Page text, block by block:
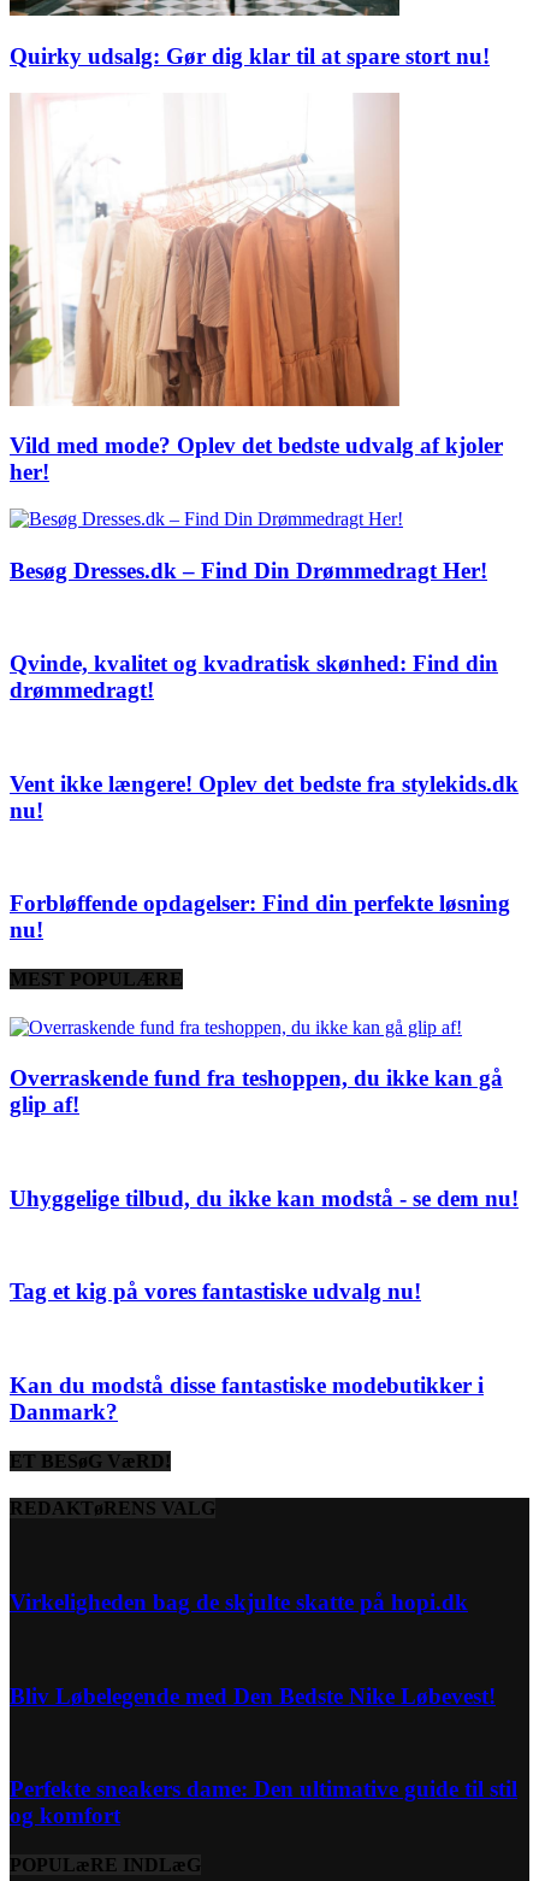
Quirky udsalg: Gør dig klar til at spare stort nu!
Vild med mode? Oplev det bedste udvalg af kjoler
her!
Besøg Dresses.dk – Find Din Drømmedragt Her!
Qvinde, kvalitet og kvadratisk skønhed: Find din
drømmedragt!
Vent ikke længere! Oplev det bedste fra stylekids.dk
nu!
Forbløffende opdagelser: Find din perfekte løsning
nu!
MEST POPULÆRE
Overraskende fund fra teshoppen, du ikke kan gå
glip af!
Uhyggelige tilbud, du ikke kan modstå - se dem nu!
Tag et kig på vores fantastiske udvalg nu!
Kan du modstå disse fantastiske modebutikker i
Danmark?
ET BESøG VæRD!
REDAKTøRENS VALG
Virkeligheden bag de skjulte skatte på hopi.dk
Bliv Løbelegende med Den Bedste Nike Løbevest!
Perfekte sneakers dame: Den ultimative guide til stil
og komfort
POPULæRE INDLæG